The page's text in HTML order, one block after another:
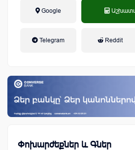
Google
Telegram Reddit
Փոխարժեքներ և Գներ